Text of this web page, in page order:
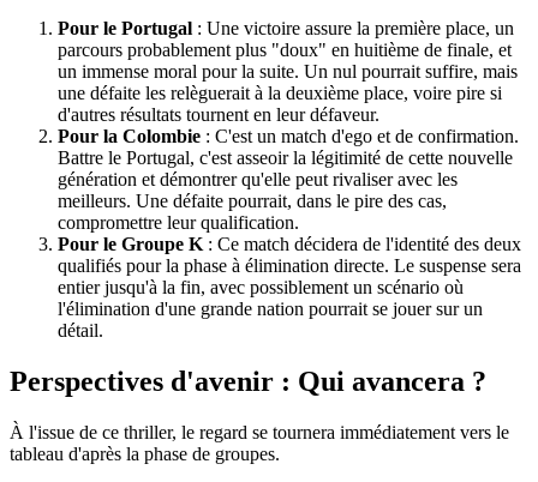
Pour le Portugal : Une victoire assure la première place, un
parcours probablement plus "doux" en huitième de finale, et
un immense moral pour la suite. Un nul pourrait suffire, mais
une défaite les relèguerait à la deuxième place, voire pire si
d'autres résultats tournent en leur défaveur.
Pour la Colombie : C'est un match d'ego et de confirmation.
Battre le Portugal, c'est asseoir la légitimité de cette nouvelle
génération et démontrer qu'elle peut rivaliser avec les
meilleurs. Une défaite pourrait, dans le pire des cas,
compromettre leur qualification.
Pour le Groupe K : Ce match décidera de l'identité des deux
qualifiés pour la phase à élimination directe. Le suspense sera
entier jusqu'à la fin, avec possiblement un scénario où
l'élimination d'une grande nation pourrait se jouer sur un
détail.
Perspectives d'avenir : Qui avancera ?
À l'issue de ce thriller, le regard se tournera immédiatement vers le
tableau d'après la phase de groupes.